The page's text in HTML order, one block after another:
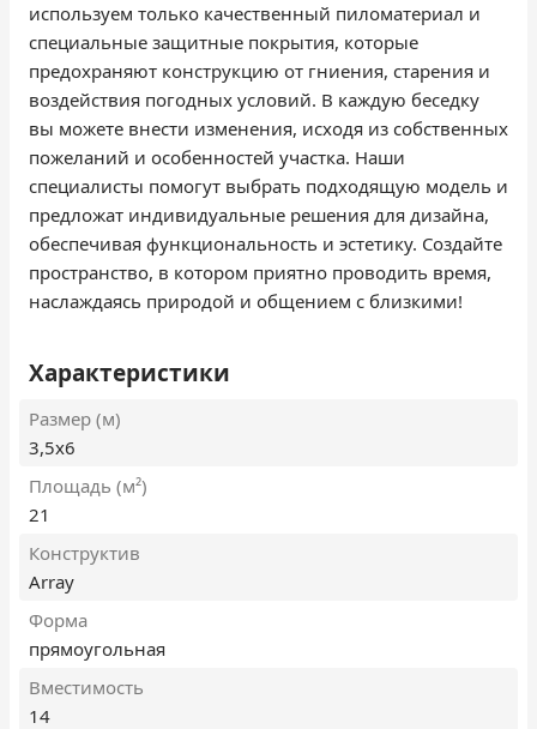
используем только качественный пиломатериал и
специальные защитные покрытия, которые
предохраняют конструкцию от гниения, старения и
воздействия погодных условий. В каждую беседку
вы можете внести изменения, исходя из собственных
пожеланий и особенностей участка. Наши
специалисты помогут выбрать подходящую модель и
предложат индивидуальные решения для дизайна,
обеспечивая функциональность и эстетику. Создайте
пространство, в котором приятно проводить время,
наслаждаясь природой и общением с близкими!
Характеристики
Размер (м)
3,5х6
Площадь (м²)
21
Конструктив
Array
Форма
прямоугольная
Вместимость
14